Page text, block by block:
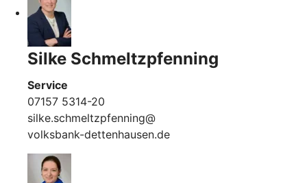
Silke Schmeltzpfenning
Service
07157 5314-20
silke.schmeltzpfenning@
volksbank-dettenhausen.de